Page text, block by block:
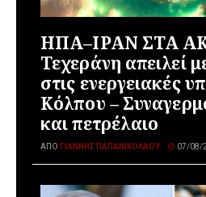
ΗΠΑ–ΙΡΑΝ ΣΤΑ
Τεχεράνη απειλεί
στις ενεργειακές
Κόλπου –
και πετρέλαιο
ΑΠΌ ΓΙΆΝΝΗΣ ΠΑΠΑΝΙΚΟΛΆΟΥ 07/08/